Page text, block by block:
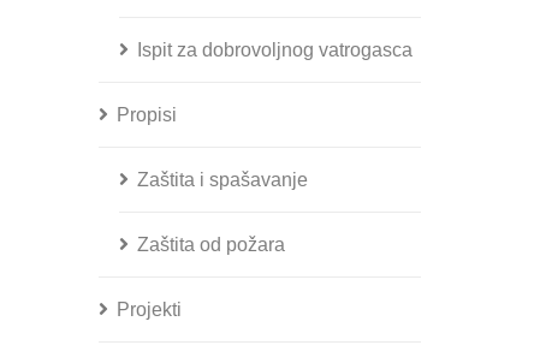
Ispit za dobrovoljnog vatrogasca
Propisi
Zaštita i spašavanje
Zaštita od požara
Projekti